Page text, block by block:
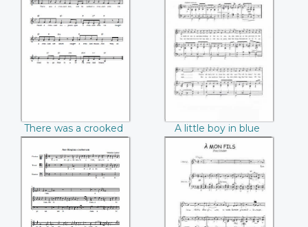
There was a
crooked man ((J.W.
Elliot))
There was a crooked
man (J.W. Elliot)
A little boy in blue
(Theodore F.
Morse)
A little boy in blue
(Theodore F. Morse)
Ave Regina
caelorum (Roland
de Lassus)
A mon fils (Franz
Schubert)